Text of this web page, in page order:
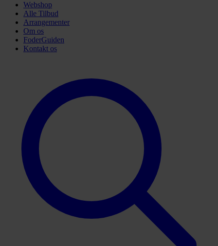
Webshop
Alle Tilbud
Arrangementer
Om os
FoderGuiden
Kontakt os